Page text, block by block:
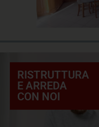
RISTRUTTURA
E ARREDA
CON NOI